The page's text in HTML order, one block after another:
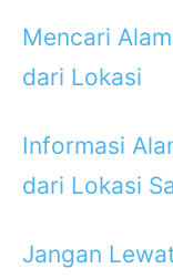
Mencari
dari Lokasi
Informasi
dari Lokasi
Jangan